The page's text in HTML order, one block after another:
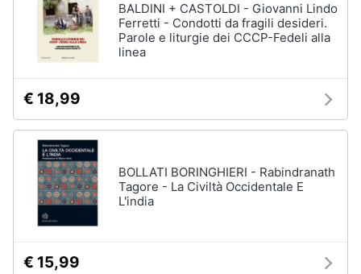
BALDINI + CASTOLDI - Giovanni Lindo
Ferretti - Condotti da fragili desideri.
Parole e liturgie dei CCCP-Fedeli alla
linea
€ 18,99
BOLLATI BORINGHIERI - Rabindranath
Tagore - La Civiltà Occidentale E
L'india
€ 15,99